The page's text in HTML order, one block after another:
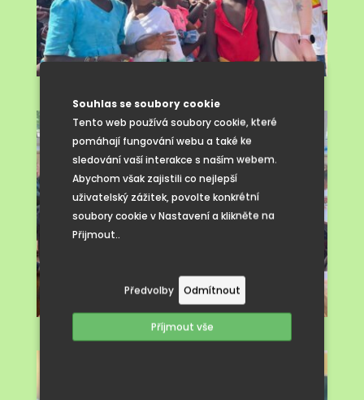
Souhlas se soubory cookie
Tento web používá soubory cookie, které
pomáhají fungování webu a také ke
sledování vaší interakce s naším webem.
Abychom však zajistili co nejlepší
uživatelský zážitek, povolte konkrétní
soubory cookie v Nastavení a klikněte na
Přijmout..
Předvolby Odmítnout
Příjmout vše